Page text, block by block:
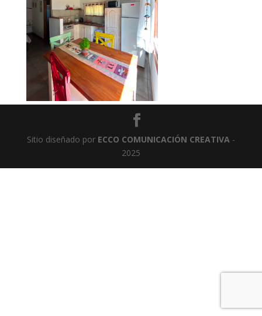
Sitio diseñado por ECCO COMUNICACIÓN CREATIVA-
2025